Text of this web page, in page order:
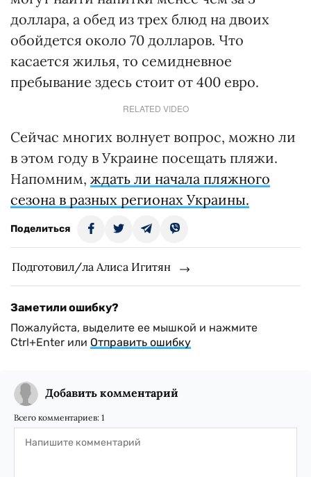
доллара, а обед из трех блюд на двоих
обойдется около 70 долларов. Что
касается жилья, то семидневное
пребывание здесь стоит от 400 евро.
RELATED VIDEO
Сейчас многих волнует вопрос, можно ли
в этом году в Украине посещать пляжи.
Напомним, ждать ли начала пляжного
сезона в разных регионах Украины.
Поделиться
Подготовил/ла Алиса Игитян
Заметили ошибку?
Пожалуйста, выделите ее мышкой и нажмите
Ctrl+Enter или Отправить ошибку
Добавить комментарий
Всего комментариев: 1